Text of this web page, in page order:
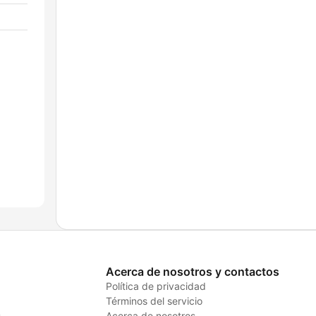
Acerca de nosotros y contactos
Política de privacidad
Términos del servicio